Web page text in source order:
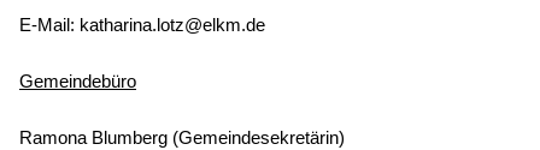
E-Mail: katharina.lotz@elkm.de
Gemeindebüro
Ramona Blumberg (Gemeindesekretärin)